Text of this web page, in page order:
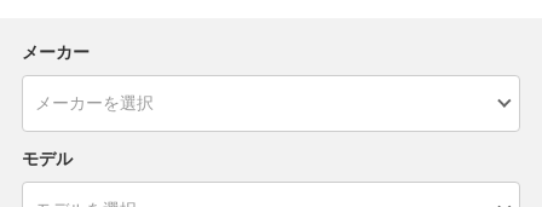
メーカー
モデル